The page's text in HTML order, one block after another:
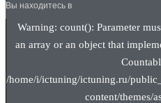
Вы находитесь в
Warning: count(): Parameter
an array or an object that
/home/i/ictuning/ictuning.ru/
content/themes/